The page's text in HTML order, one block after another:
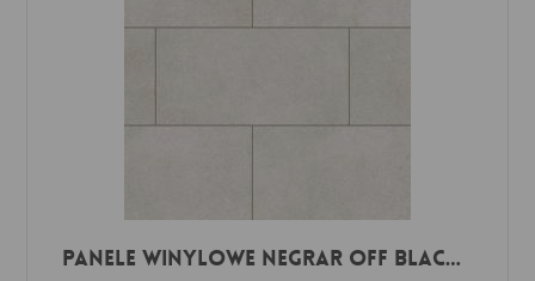
Panele winylowe Negrar off black 57614 Klasa 34 3 mm